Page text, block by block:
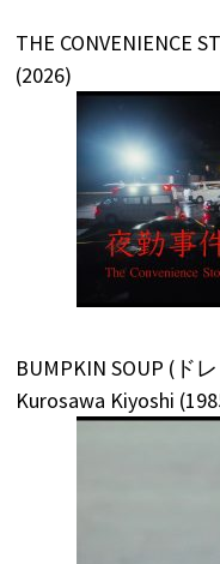
THE CONVENIENCE
(2026)
BUMPKIN SOUP (ド
Kurosawa Kiyoshi